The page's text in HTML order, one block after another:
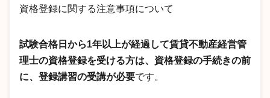
資格登録に関する注意事項について
試験合格日から1年以上が経過して賃貸不動産経営管
理士の資格登録を受ける方は、資格登録の手続きの前
に、登録講習の受講が必要です。